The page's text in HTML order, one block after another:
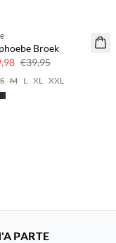
korting
Broek
€39,95
S M L XL XXL
PARTE